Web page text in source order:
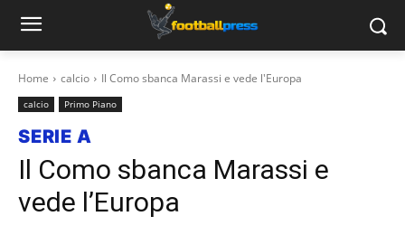
Home calcio Il Como sbanca Marassi e vede l'Europa
calcio Primo Piano
SERIE A
Il Como sbanca Marassi e
vede l’Europa